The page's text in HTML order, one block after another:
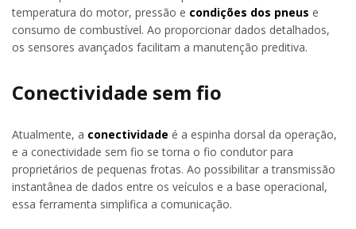
temperatura do motor, pressão e condições dos pneus e
consumo de combustível. Ao proporcionar dados detalhados,
os sensores avançados facilitam a manutenção preditiva.
Conectividade sem fio
Atualmente, a conectividade é a espinha dorsal da operação,
e a conectividade sem fio se torna o fio condutor para
proprietários de pequenas frotas. Ao possibilitar a transmissão
instantânea de dados entre os veículos e a base operacional,
essa ferramenta simplifica a comunicação.